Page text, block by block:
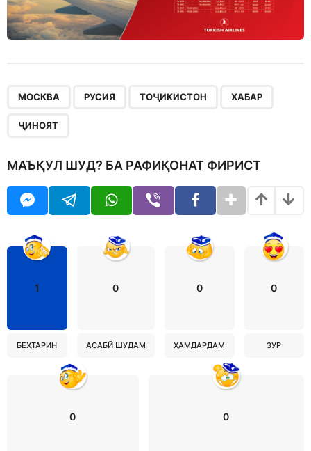
МОСКВА РУСИЯ ТОҶИКИСТОН ХАБАР
ҶИНОЯТ
МАЪҚУЛ ШУД? БА РАФИҚОНАТ ФИРИСТ
1
БЕҲТАРИН
0
АСАБӢ ШУДАМ
0
ҲАМДАРДАМ
0
ЗУР
0 0